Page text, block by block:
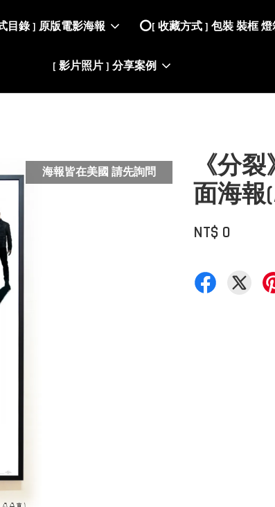
目錄 ] 原版電影海報 ⭕️[ 收藏方式 ] 包裝 裝框 燈
[ 影片照片 ] 分享案例
海報皆在美國 請先詢問
《分
面海報
NT$ 0